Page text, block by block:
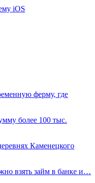
iOS
ферму, где
более 100 тыс.
Каменецкого
взять займ в банке и…